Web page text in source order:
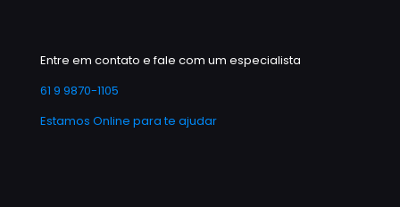
Entre em contato e fale com um especialista
61 9 9870-1105
Estamos Online para te ajudar